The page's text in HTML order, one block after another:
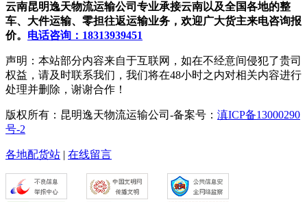
云南昆明逸天物流运输公司专业承接云南以及全国各地的整
车、大件运输、零担往返运输业务，欢迎广大货主来电咨询报
价。 电话咨询：18313939451
声明：本站部分内容来自于互联网，如在不经意间侵犯了贵司
权益，请及时联系我们，我们将在48小时之内对相关内容进行
处理并删除，谢谢合作！
版权所有：昆明逸天物流运输公司-备案号： 滇ICP备13000290
号-2
各地配货站 | 在线留言